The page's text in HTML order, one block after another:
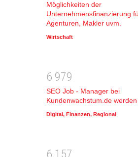
Möglichkeiten der
Unternehmensfinanzierung
Agenturen, Makler uvm.
Wirtschaft
6 979
SEO Job - Manager bei
Kundenwachstum.de werden
Digital, Finanzen, Regional
6 1 57